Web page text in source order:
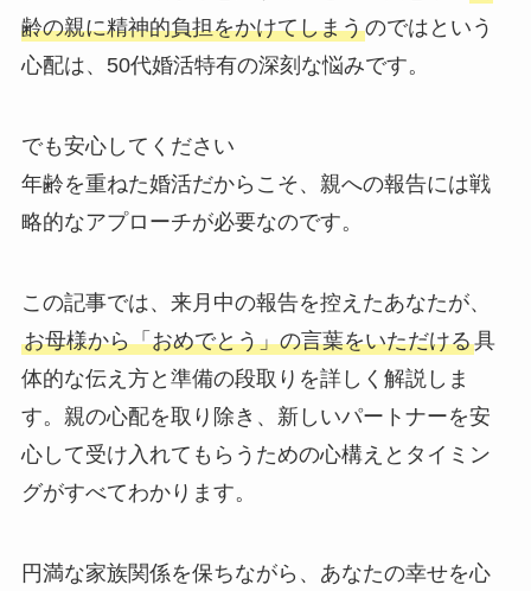
齢の親に精神的負担をかけてしまうのではという
心配は、50代婚活特有の深刻な悩みです。
でも安心してください
年齢を重ねた婚活だからこそ、親への報告には戦
略的なアプローチが必要なのです。
この記事では、来月中の報告を控えたあなたが、
お母様から「おめでとう」の言葉をいただける具
体的な伝え方と準備の段取りを詳しく解説しま
す。親の心配を取り除き、新しいパートナーを安
心して受け入れてもらうための心構えとタイミン
グがすべてわかります。
円満な家族関係を保ちながら、あなたの幸せを心